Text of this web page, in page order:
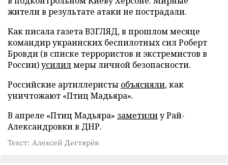
жители в результате атаки не пострадали.
Как писала газета ВЗГЛЯД, в прошлом месяце
командир украинских беспилотных сил Роберт
Бровди (в списке террористов и экстремистов в
России)усилилмеры личной безопасности.
Российские артиллеристы объясняли, как
уничтожают «Птиц Мадьяра».
В апреле «Птиц Мадьяра» заметилиу Рай-
Александровки в ДНР.
Текст: Алексей Дегтярёв